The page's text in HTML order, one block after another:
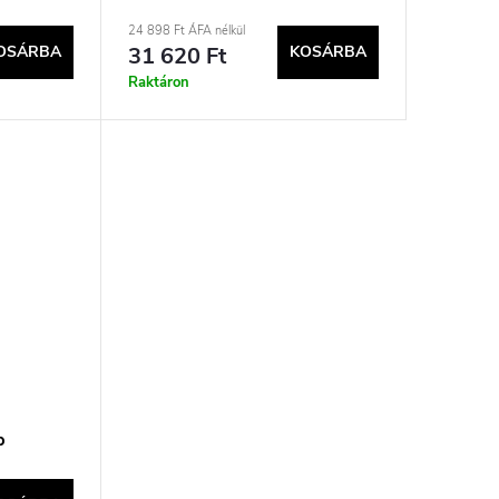
24 898 Ft ÁFA nélkül
31 620 Ft
Raktáron
KOSÁRBA